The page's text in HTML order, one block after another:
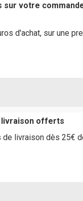
sur votre
d'achat, sur une
livraison offerts
livraison dès 25€